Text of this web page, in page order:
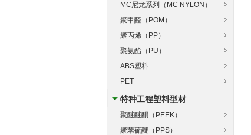
MC尼龙系列（MC NYLON）
聚甲醛（POM）
聚丙烯（PP）
聚氨酯（PU）
ABS塑料
PET
特种工程塑料型材
聚醚醚酮（PEEK）
聚苯硫醚（PPS）